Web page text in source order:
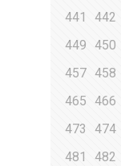
441
442
449
450
457 458
465
466
473
474
481
482